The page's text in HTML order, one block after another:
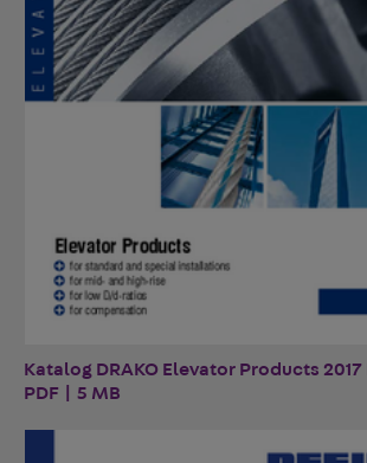
Katalog DRAKO Elevator Products 2017
PDF | 5 MB